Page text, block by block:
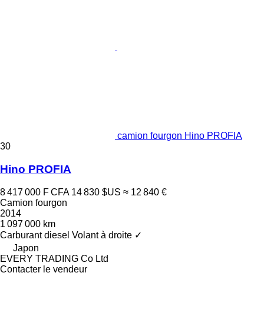
camion fourgon Hino PROFIA
30
Hino PROFIA
8 417 000 F CFA 14 830 $US ≈ 12 840 €
Camion fourgon
2014
1 097 000 km
Carburant diesel Volant à droite ✓
Japon
EVERY TRADING Co Ltd
Contacter le vendeur